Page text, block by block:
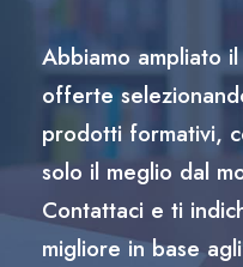
Abbiamo ampliato
offerte
prodotti formativi,
solo il meglio dal
Contattaci e ti
migliore in base